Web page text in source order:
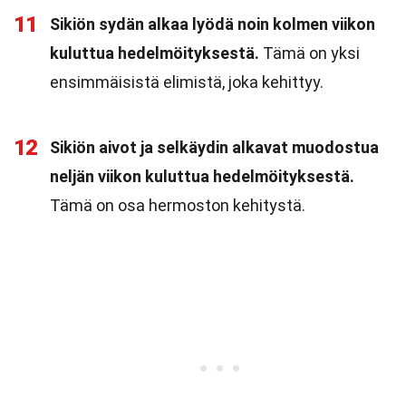
11
Sikiön sydän alkaa lyödä noin kolmen viikon
kuluttua hedelmöityksestä. Tämä on yksi
ensimmäisistä elimistä, joka kehittyy.
12
Sikiön aivot ja selkäydin alkavat muodostua
neljän viikon kuluttua hedelmöityksestä.
Tämä on osa hermoston kehitystä.